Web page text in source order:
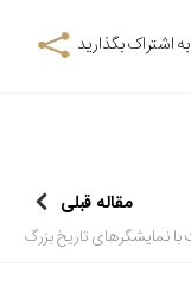
به اشتراک بگذارید
مقاله قبلی